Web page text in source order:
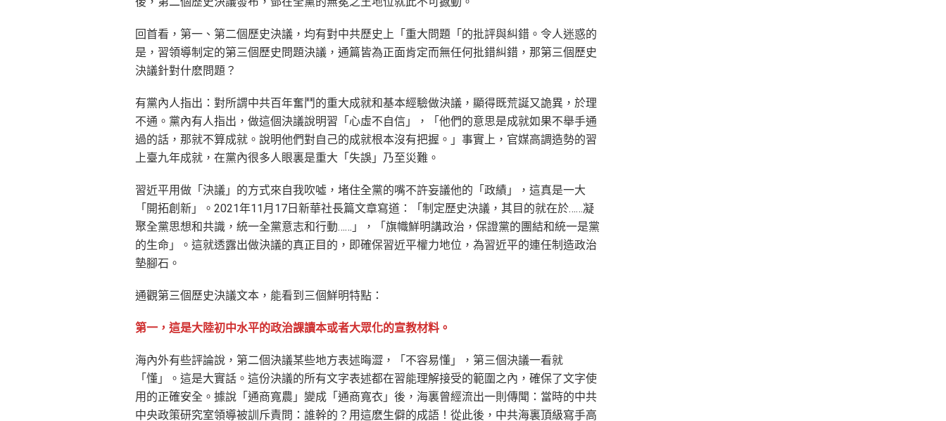
回首看，第一、第二個歷史決議，均有對中共歷史上「重大問題「的批評與糾錯。令人迷惑的
是，習領導制定的第三個歷史問題決議，通篇皆為正面肯定而無任何批錯糾錯，那第三個歷史
決議針對什麽問題？
有黨內人指出：對所謂中共百年奮鬥的重大成就和基本經驗做決議，顯得既荒誕又詭異，於理
不通。黨內有人指出，做這個決議說明習「心虛不自信」，「他們的意思是成就如果不舉手通
過的話，那就不算成就。說明他們對自己的成就根本沒有把握。」事實上，官媒高調造勢的習
上臺九年成就，在黨內很多人眼裏是重大「失誤」乃至災難。
習近平用做「決議」的方式來自我吹噓，堵住全黨的嘴不許妄議他的「政績」，這真是一大
「開拓創新」。2021年11月17日新華社長篇文章寫道：「制定歷史決議，其目的就在於……凝
聚全黨思想和共識，統一全黨意志和行動……」，「旗幟鮮明講政治，保證黨的團結和統一是黨
的生命」。這就透露出做決議的真正目的，即確保習近平權力地位，為習近平的連任制造政治
墊腳石。
通觀第三個歷史決議文本，能看到三個鮮明特點：
第一，這是大陸初中水平的政治課讀本或者大眾化的宣教材料。
海內外有些評論說，第二個決議某些地方表述晦澀，「不容易懂」，第三個決議一看就
「懂」。這是大實話。這份決議的所有文字表述都在習能理解接受的範圍之內，確保了文字使
用的正確安全。據說「通商寬農」變成「通商寬衣」後，海裏曾經流出一則傳聞：當時的中共
中央政策研究室領導被訓斥責問：誰幹的？用這麽生僻的成語！從此後，中共海裏頂級寫手高